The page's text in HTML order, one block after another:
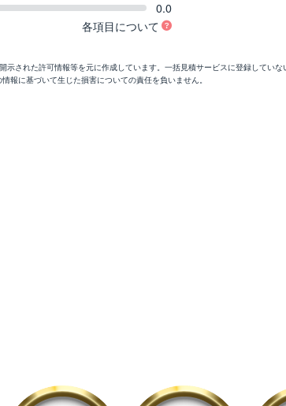
0.0
各項目について
示された許可情報等を元に作成しています。一括見積サービスに登録してい
報に基づいて生じた損害についての責任を負いません。